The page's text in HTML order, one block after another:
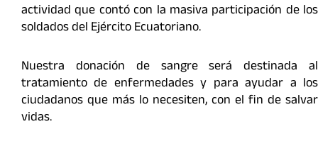
actividad que contó con la masiva participación de los
soldados del Ejército Ecuatoriano.
Nuestra donación de sangre será destinada al
tratamiento de enfermedades y para ayudar a los
ciudadanos que más lo necesiten, con el fin de salvar
vidas.